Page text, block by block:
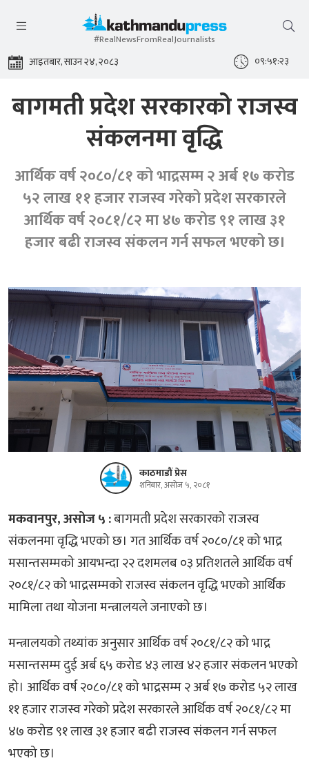
#RealNewsFromRealJournalists
आइतबार, साउन २४, २०८३ ०९:५१:२४
बागमती प्रदेश सरकारको राजस्व
संकलनमा वृद्धि
आर्थिक वर्ष २०८०/८१ को भाद्रसम्म २ अर्ब १७ करोड
५२ लाख ११ हजार राजस्व गरेको प्रदेश सरकारले
आर्थिक वर्ष २०८१/८२ मा ४७ करोड ९१ लाख ३१
हजार बढी राजस्व संकलन गर्न सफल भएको छ।
काठमाडौं प्रेस
शनिबार, असोज ५, २०८१
मकवानपुर, असोज ५ :बागमती प्रदेश सरकारको राजस्व
संकलनमा वृद्धि भएको छ। गत आर्थिक वर्ष २०८०/८१ को भाद्र
मसान्तसम्मको आयभन्दा २२ दशमलब ०३ प्रतिशतले आर्थिक वर्ष
२०८१/८२ को भाद्रसम्मको राजस्व संकलन वृद्धि भएको आर्थिक
मामिला तथा योजना मन्त्रालयले जनाएको छ।
मन्त्रालयको तथ्यांक अनुसार आर्थिक वर्ष २०८१/८२ को भाद्र
मसान्तसम्म दुई अर्ब ६५ करोड ४३ लाख ४२ हजार संकलन भएको
हो। आर्थिक वर्ष २०८०/८१ को भाद्रसम्म २ अर्ब १७ करोड ५२ लाख
११ हजार राजस्व गरेको प्रदेश सरकारले आर्थिक वर्ष २०८१/८२ मा
४७ करोड ९१ लाख ३१ हजार बढी राजस्व संकलन गर्न सफल
भएको छ।